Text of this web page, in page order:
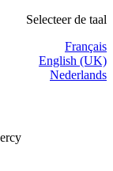
Selecteer de taal
Français
English (UK)
Nederlands